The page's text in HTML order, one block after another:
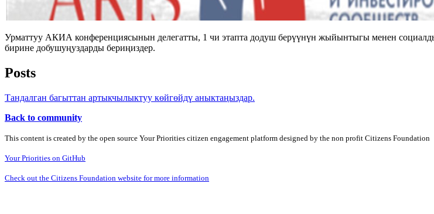
Урматтуу АКИА конференциясынын делегатты, 1 чи этапта додуш берүүнүн жыйынтыгы менен
бирине добушуңуздарды бериңиздер.
Posts
Тандалган багыттан артыкчылыктуу көйгөйдү аныктаңыздар.
Back to community
This content is created by the open source Your Priorities citizen engagement platform designed by the non profit Citizens Foundation
Your Priorities on GitHub
Check out the Citizens Foundation website for more information